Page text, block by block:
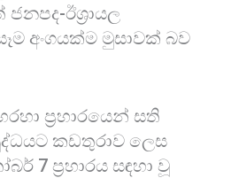
ඊශ්‍රායල
අංගයක්ම මුසාවක් බව
ප්‍රහාරයෙන් සති
කඩතුරාව ලෙස
7 ප්‍රහාරය සඳහා වූ